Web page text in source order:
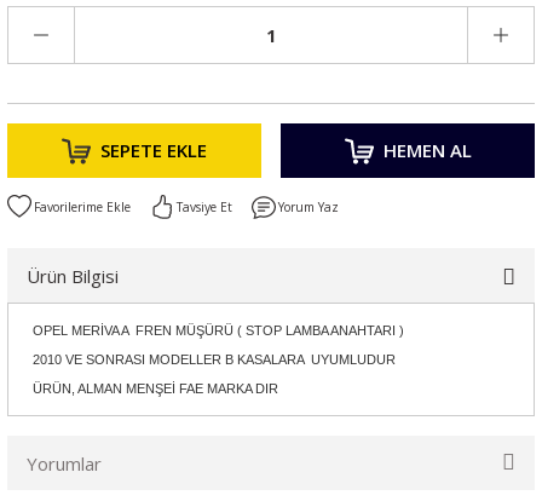
SEPETE EKLE HEMEN AL
Tavsiye Et Yorum Yaz
Ürün Bilgisi
OPEL MERİVA A FREN MÜŞÜRÜ ( STOP LAMBA ANAHTARI )
2010 VE SONRASI MODELLER B KASALARA UYUMLUDUR
ÜRÜN, ALMAN MENŞEİ FAE MARKA DIR
Yorumlar